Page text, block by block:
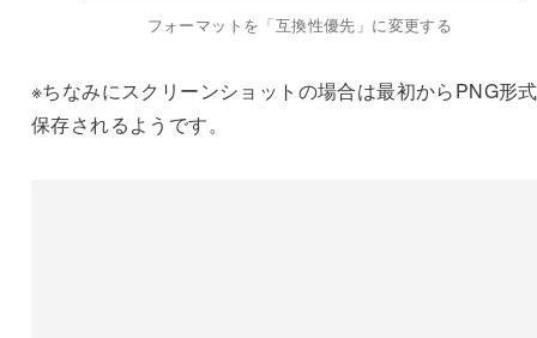
フォーマットを「互換性優先」に変更する
※ちなみにスクリーンショットの場合は最初からPNG形
保存されるようです。